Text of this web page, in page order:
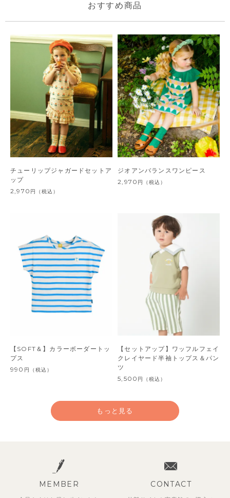
おすすめ商品
チューリップジャガードセットア
ップ
2,970 円 （税込）
ジオアンバランスワンピース
2,970 円 （税込）
【SOFT＆】カラーボーダートッ
プス
990 円 （税込）
【セットアップ】ワッフルフェイ
クレイヤード半袖トップス＆パン
ツ
5,500 円 （税込）
もっと見る
MEMBER CONTACT